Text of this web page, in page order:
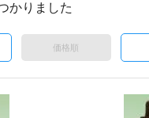
かりました
価格順